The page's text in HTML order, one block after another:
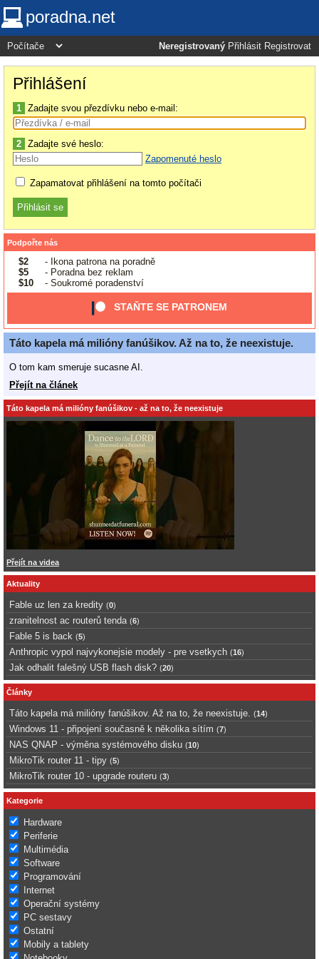
poradna.net
Neregistrovaný Přihlásit Registrovat
Přihlášení
1 Zadajte svou přezdívku nebo e-mail:
2 Zadajte své heslo:
Zapomenuté heslo
Zapamatovat přihlášení na tomto počítači
Podpořte nás
$2
- Ikona patrona na poradně
$5
- Poradna bez reklam
$10
- Soukromé poradenství
STAŇTE SE PATRONEM
Táto kapela má milióny fanúšikov. Až na to, že neexistuje.
O tom kam smeruje sucasne AI.
Přejít na článek
Táto kapela má milióny fanúšikov - až na to, že neexistuje
Přejít na videa
Aktuality
Fable uz len za kredity (0)
zranitelnost ac routerů tenda (6)
Fable 5 is back (5)
Anthropic vypol najvykonejsie modely - pre vsetkych (16)
Jak odhalit falešný USB flash disk? (20)
Články
Táto kapela má milióny fanúšikov. Až na to, že neexistuje. (14)
Windows 11 - připojení současně k několika sítím (7)
NAS QNAP - výměna systémového disku (10)
MikroTik router 11 - tipy (5)
MikroTik router 10 - upgrade routeru (3)
Kategorie
Hardware
Periferie
Multimédia
Software
Programování
Internet
Operační systémy
PC sestavy
Ostatní
Mobily a tablety